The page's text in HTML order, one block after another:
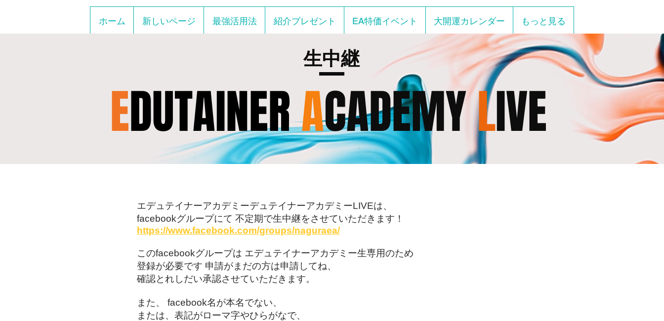
ホーム 新しいページ 最強活用法 紹介プレゼント EA特価イベント 大開運カレンダー もっと見る
生中継
EDUTAINERACADEMYLIVE
エデュテイナーアカデミーデュテイナーアカデミーLIVEは、
facebookグループにて 不定期で生中継をさせていただきます！
https://www.facebook.com/groups/naguraea/
このfacebookグループは エデュテイナーアカデミー生専用のため
登録が必要です 申請がまだの方は申請してね、
確認とれしだい承認させていただきます。
また、 facebook名が本名でない、
または、表記がローマ字やひらがなで、